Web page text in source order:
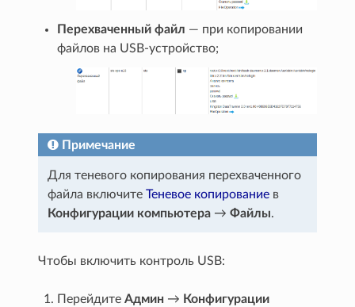
Перехваченный файл — при копировании
файлов на USB-устройство;
Примечание
Для теневого копирования перехваченного
файла включитеТеневое копирование в
Конфигурации компьютера →Файлы.
Чтобы включить контроль USB:
ПерейдитеАдмин → Конфигурации